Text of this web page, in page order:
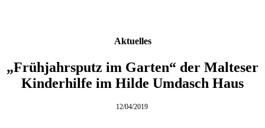
Aktuelles
„Frühjahrsputz im Garten“ der Malteser
Kinderhilfe im Hilde Umdasch Haus
12/04/2019